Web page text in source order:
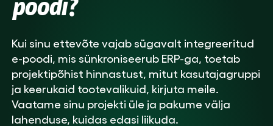
poodi?
Kui sinu ettevõte vajab sügavalt integreeritud
e-poodi, mis sünkroniseerub ERP-ga, toetab
projektipõhist hinnastust, mitut kasutajagruppi
ja keerukaid tootevalikuid, kirjuta meile.
Vaatame sinu projekti üle ja pakume välja
lahenduse, kuidas edasi liikuda.